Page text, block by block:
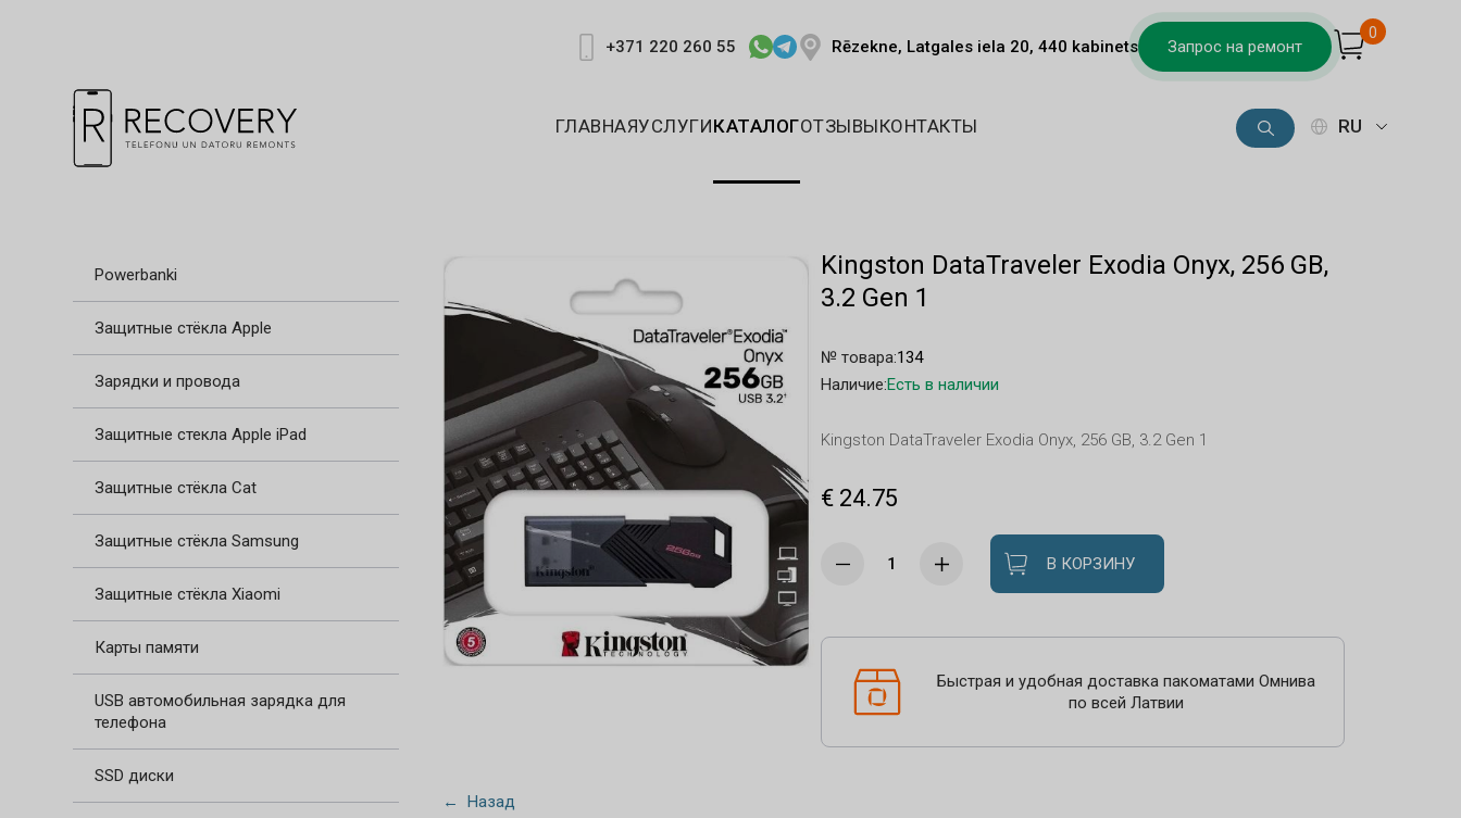
+371 220 260 55 Rēzekne, Latgales iela 20, 440 kabinets Запрос на ремонт
0
ГЛАВНАЯУСЛУГИКАТАЛОГОТЗЫВЫКОНТАКТЫ RU
Powerbanki
Защитные стёкла Apple
Зарядки и провода
Защитные стекла Apple iPad
Защитные стёкла Cat
Защитные стёкла Samsung
Защитные стёкла Xiaomi
Карты памяти
USB автомобильная зарядка для
телефона
SSD диски
Kingston DataTraveler Exodia Onyx, 256 GB,
3.2 Gen 1
№ товара:134
Наличие:Есть в наличии
Kingston DataTraveler Exodia Onyx, 256 GB, 3.2 Gen 1
€ 24.75
В КОРЗИНУ
Быстрая и удобная доставка пакоматами Омнива
по всей Латвии
← Назад